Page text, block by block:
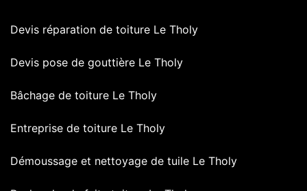
Devis réparation de toiture Le Tholy
Devis pose de gouttière Le Tholy
Bâchage de toiture Le Tholy
Entreprise de toiture Le Tholy
Démoussage et nettoyage de tuile Le Tholy